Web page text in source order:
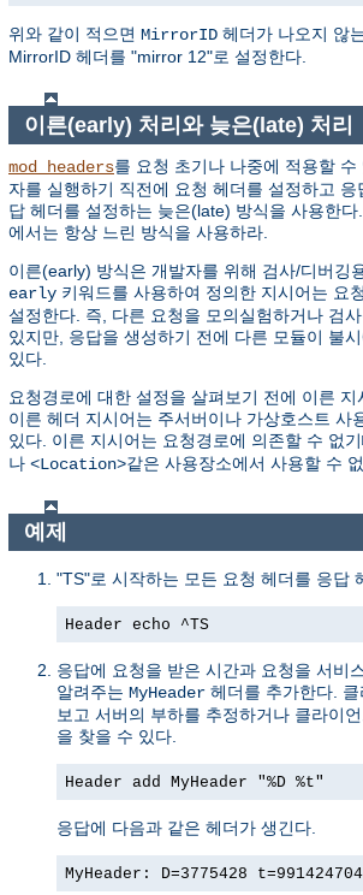
위와 같이 적으면 MirrorID 헤더가 나오지 않
MirrorID 헤더를 "mirror 12"로 설정한다.
이른(early) 처리와 늦은(late) 처리
mod_headers를 요청 초기나 나중에 적용할 수
자를 실행하기 직전에 요청 헤더를 설정하고
답 헤더를 설정하는 늦은(late) 방식을 사용한
에서는 항상 느린 방식을 사용하라.
이른(early) 방식은 개발자를 위해 검사/디버깅
early 키워드를 사용하여 정의한 지시어는 요
설정한다. 즉, 다른 요청을 모의실험하거나 검
있지만, 응답을 생성하기 전에 다른 모듈이 불
있다.
요청경로에 대한 설정을 살펴보기 전에 이른 지
이른 헤더 지시어는 주서버이나 가상호스트 사
있다. 이른 지시어는 요청경로에 의존할 수 없
나 <Location>같은 사용장소에서 사용할 수
예제
"TS"로 시작하는 모든 요청 헤더를 응답
Header echo ^TS
응답에 요청을 받은 시간과 요청을 서비
알려주는 MyHeader 헤더를 추가한다.
보고 서버의 부하를 추정하거나 클라이
을 찾을 수 있다.
Header add MyHeader "%D %t"
응답에 다음과 같은 헤더가 생긴다.
MyHeader: D=3775428